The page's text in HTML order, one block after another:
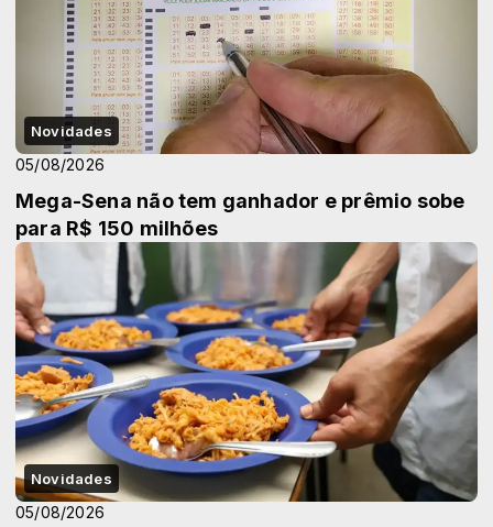
Novidades
05/08/2026
Mega-Sena não tem ganhador e prêmio sobe
para R$ 150 milhões
Novidades
05/08/2026